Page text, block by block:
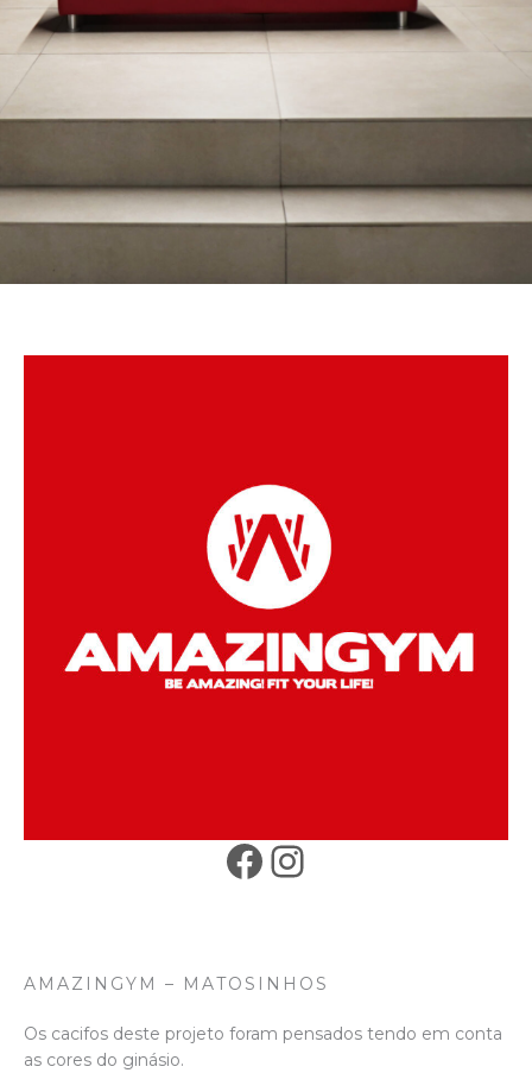
Facebook
Instagram
AMAZINGYM – MATOSINHOS
Os cacifos deste projeto foram pensados tendo em conta
as cores do ginásio.